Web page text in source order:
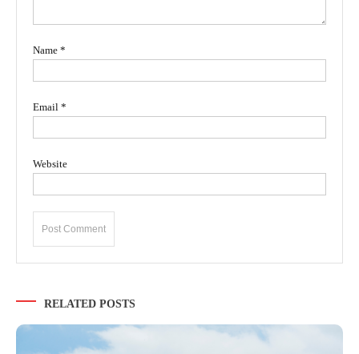
Name *
Email *
Website
RELATED POSTS